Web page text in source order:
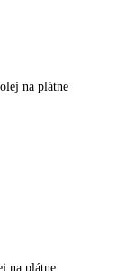
olej na plátne
na plátne